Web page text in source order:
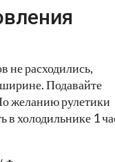
не расходились,
Подавайте
желанию рулетики
в холодильнике 1